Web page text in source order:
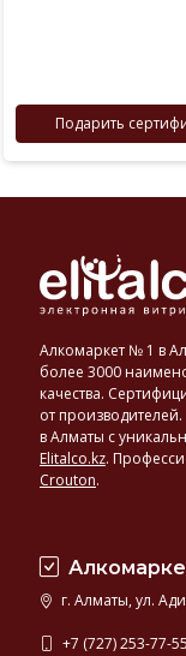
Подарить
Алкомаркет № 1 в
более 3000
качества.
от
в Алматы с
Elitalco.kz.
Crouton.
г. Алматы, ул.
+7 (727) 253-77-55